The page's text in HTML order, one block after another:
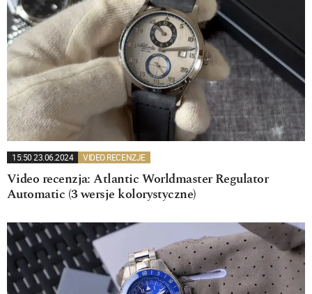
15:50 23.06.2024 VIDEO RECENZJE
Video recenzja: Atlantic Worldmaster Regulator
Automatic (3 wersje kolorystyczne)